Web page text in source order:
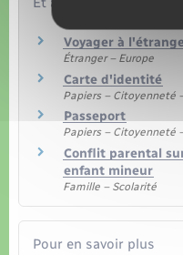
Voyager à
Étranger – Europe
Carte d'identité
Papiers – Citoyenneté
Passeport
Papiers – Citoyenneté
Conflit parental
enfant mineur
Famille – Scolarité
Pour en savoir plus